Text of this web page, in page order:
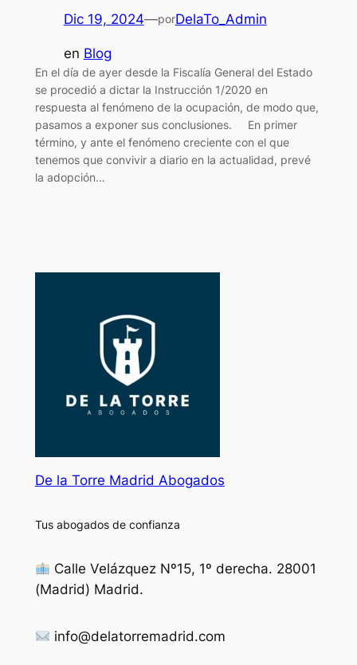
Dic 19, 2024—porDelaTo_Admin
en Blog
En el día de ayer desde la Fiscalía General del Estado
se procedió a dictar la Instrucción 1/2020 en
respuesta al fenómeno de la ocupación, de modo que,
pasamos a exponer sus conclusiones. En primer
término, y ante el fenómeno creciente con el que
tenemos que convivir a diario en la actualidad, prevé
la adopción…
De la Torre Madrid Abogados
Tus abogados de confianza
Calle Velázquez Nº15, 1º derecha. 28001
(Madrid) Madrid.
info@delatorremadrid.com